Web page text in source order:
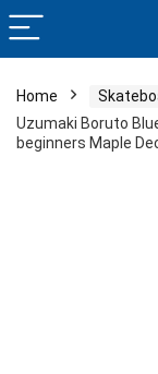
Home
Uzumaki Boruto
beginners Maple